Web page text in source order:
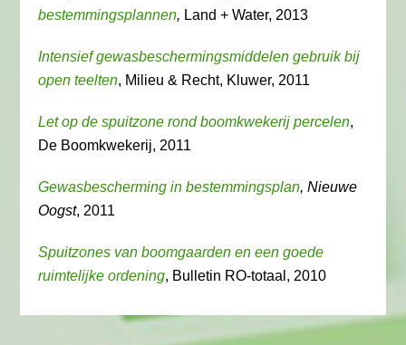
bestemmingsplannen, Land + Water, 2013
Intensief gewasbeschermingsmiddelen gebruik bij
open teelten, Milieu & Recht, Kluwer, 2011
Let op de spuitzone rond boomkwekerij percelen,
De Boomkwekerij, 2011
Gewasbescherming in bestemmingsplan, Nieuwe
Oogst, 2011
Spuitzones van boomgaarden en een goede
ruimtelijke ordening, Bulletin RO-totaal, 2010